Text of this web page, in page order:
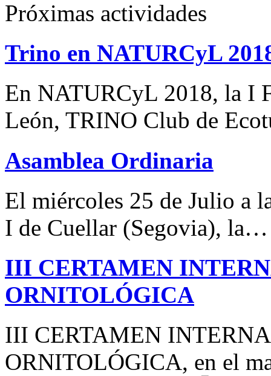
Próximas actividades
Trino en NATURCyL
En NATURCyL 2018, la I
León, TRINO Club de
Asamblea Ordinaria
El miércoles 25 de Julio a
I de Cuellar (Segovia), la…
III CERTAMEN
ORNITOLÓGICA
III CERTAMEN
ORNITOLÓGICA, en el